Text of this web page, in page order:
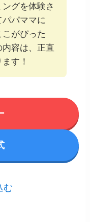
ングを体験さ
パママに
がぴった
内容は、正直
す！
む